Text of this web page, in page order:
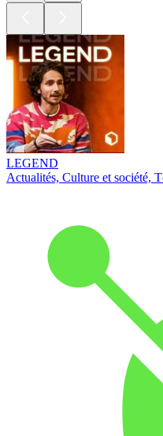
LEGEND
Actualités, Culture et société,